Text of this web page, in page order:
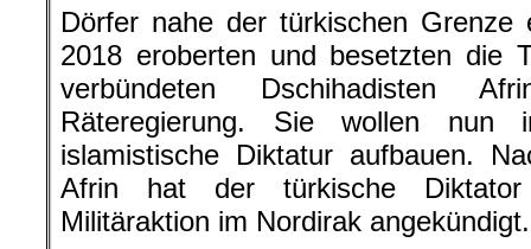
Dörfer nahe der türkischen Grenze
2018 eroberten und besetzten die
verbündeten Dschihadisten
Räteregierung. Sie wollen nun
islamistische Diktatur aufbauen.
Afrin hat der türkische
Militäraktion im Nordirak angekündigt.